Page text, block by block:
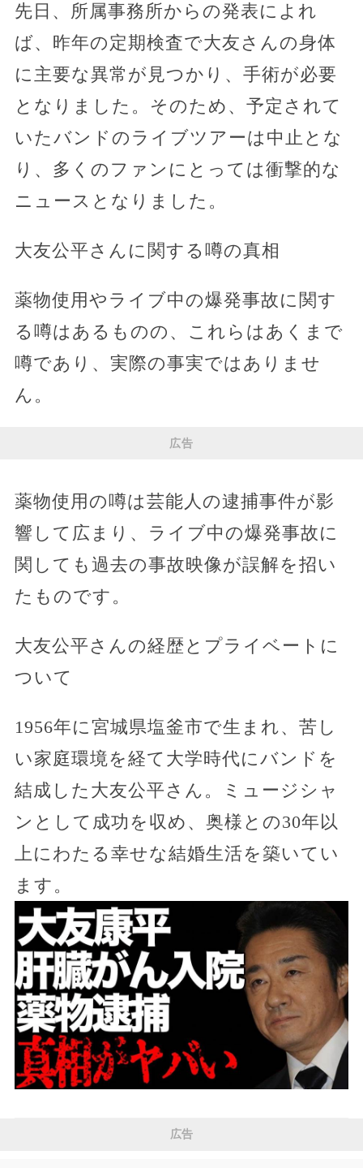
先日、所属事務所からの発表によれ
ば、昨年の定期検査で大友さんの身体
に主要な異常が見つかり、手術が必要
となりました。そのため、予定されて
いたバンドのライブツアーは中止とな
り、多くのファンにとっては衝撃的な
ニュースとなりました。
大友公平さんに関する噂の真相
薬物使用やライブ中の爆発事故に関す
る噂はあるものの、これらはあくまで
噂であり、実際の事実ではありませ
ん。
広告
薬物使用の噂は芸能人の逮捕事件が影
響して広まり、ライブ中の爆発事故に
関しても過去の事故映像が誤解を招い
たものです。
大友公平さんの経歴とプライベートに
ついて
1956年に宮城県塩釜市で生まれ、苦し
い家庭環境を経て大学時代にバンドを
結成した大友公平さん。ミュージシャ
ンとして成功を収め、奥様との30年以
上にわたる幸せな結婚生活を築いてい
ます。
広告